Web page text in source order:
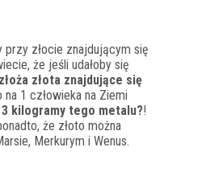
złocie znajdującym się
że jeśli udałoby się
złoża złota znajdujące się
na 1 człowieka na Ziemi
3 kilogramy tego metalu?!
że złoto można
Merkurym i Wenus.